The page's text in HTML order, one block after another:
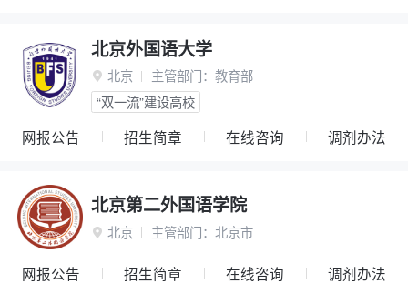
北京外国语大学
 北京 主管部门： 教育部
“双一流”建设高校
网报公告 招生简章 在线咨询 调剂办法
北京第二外国语学院
 北京 主管部门： 北京市
网报公告 招生简章 在线咨询 调剂办法